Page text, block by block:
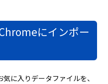
にインポー
に入りデータファイルを、